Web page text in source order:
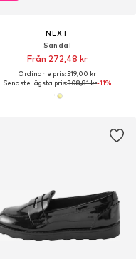
NEXT
Sandal
Från 272,48 kr
Ordinarie pris: 519,00 kr
Senaste lägsta pris:308,81 kr-11%